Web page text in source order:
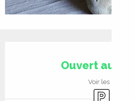
Ouverture et
Ouvert
Voir les horaires
Parking